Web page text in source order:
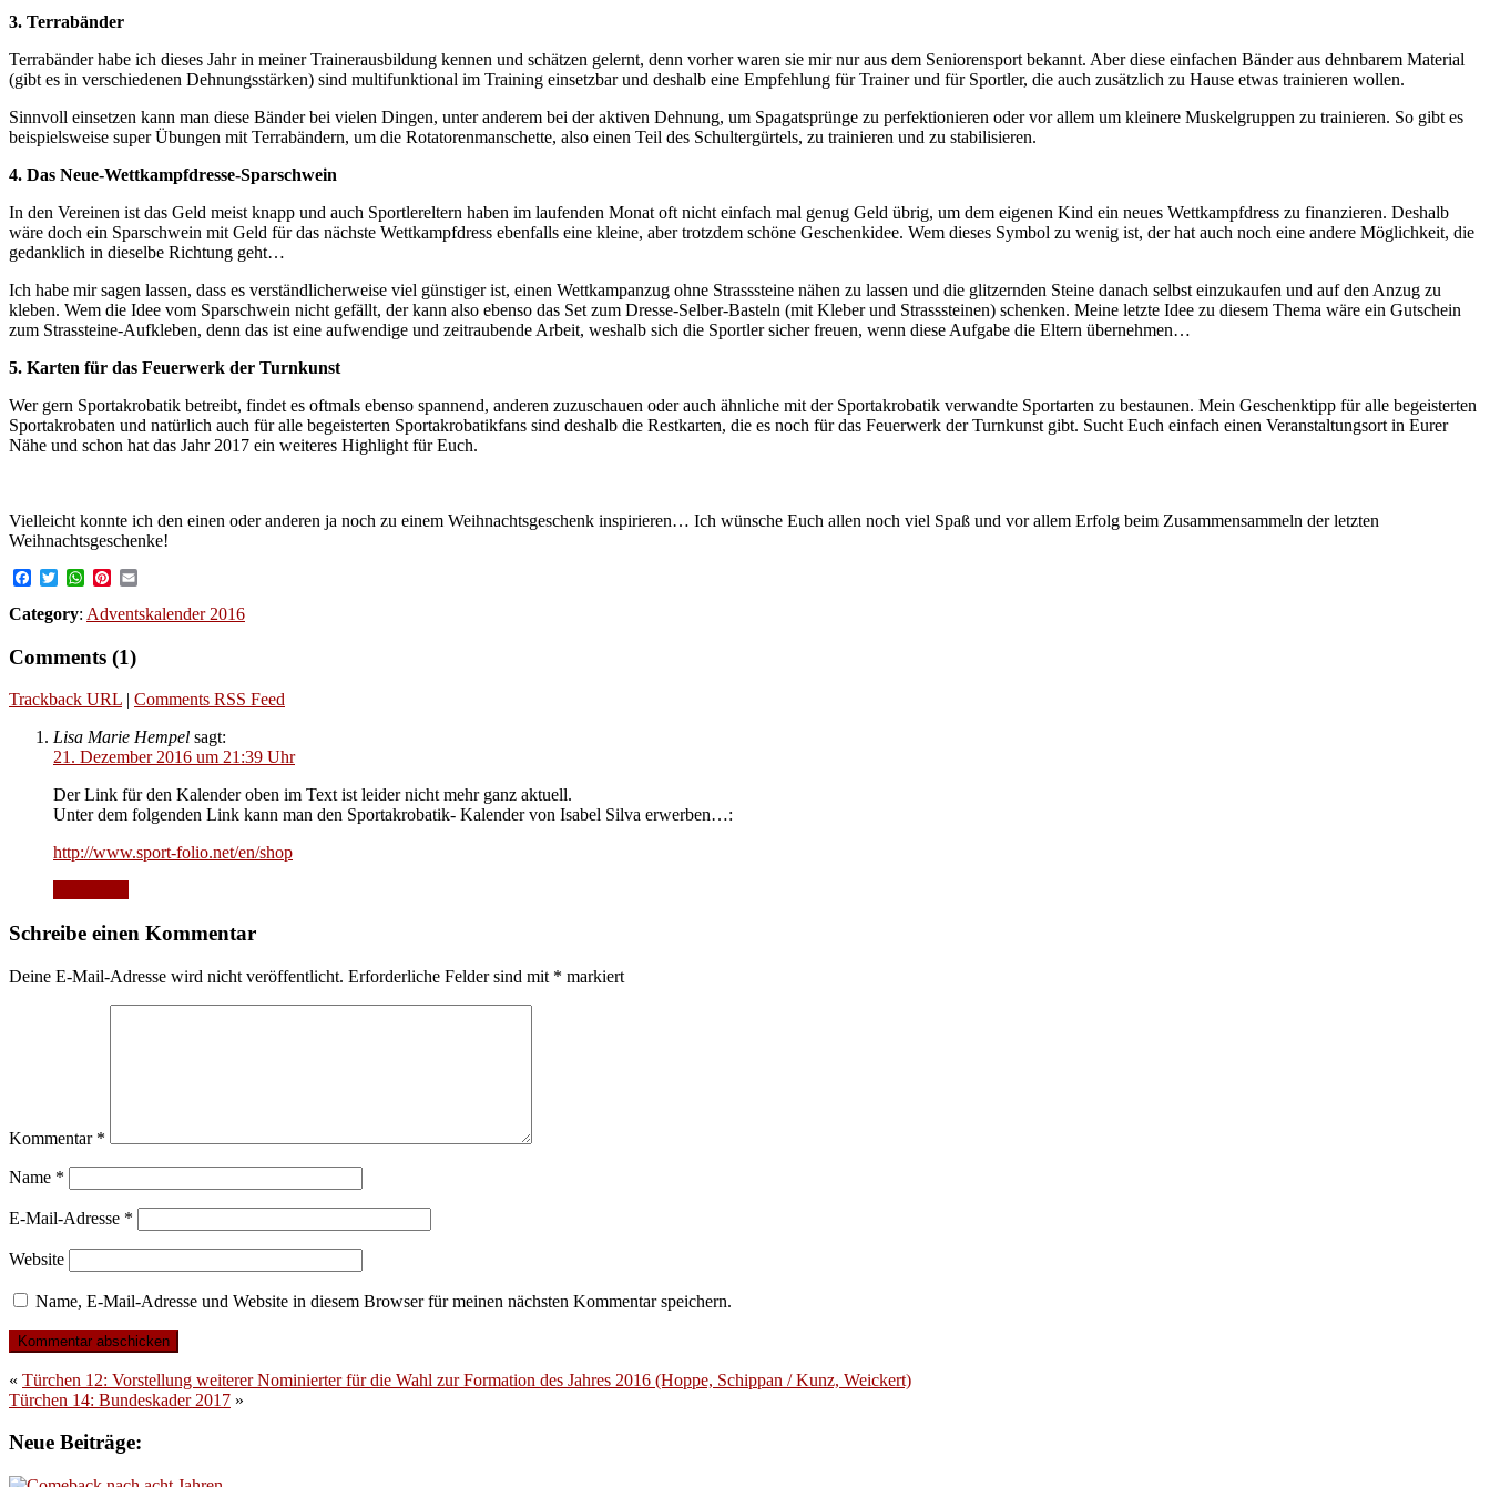
3. Terrabänder
Terrabänder habe ich dieses Jahr in meiner Trainerausbildung kennen und schätzen gelernt, denn vorher waren sie mir nur aus dem Seniorensport bekannt. Aber diese einfachen Bänder aus dehnbarem Material
(gibt es in verschiedenen Dehnungsstärken) sind multifunktional im Training einsetzbar und deshalb eine Empfehlung für Trainer und für Sportler, die auch zusätzlich zu Hause etwas trainieren wollen.
Sinnvoll einsetzen kann man diese Bänder bei vielen Dingen, unter anderem bei der aktiven Dehnung, um Spagatsprünge zu perfektionieren oder vor allem um kleinere Muskelgruppen zu trainieren. So gibt es
beispielsweise super Übungen mit Terrabändern, um die Rotatorenmanschette, also einen Teil des Schultergürtels, zu trainieren und zu stabilisieren.
4. Das Neue-Wettkampfdresse-Sparschwein
In den Vereinen ist das Geld meist knapp und auch Sportlereltern haben im laufenden Monat oft nicht einfach mal genug Geld übrig, um dem eigenen Kind ein neues Wettkampfdress zu finanzieren. Deshalb
wäre doch ein Sparschwein mit Geld für das nächste Wettkampfdress ebenfalls eine kleine, aber trotzdem schöne Geschenkidee. Wem dieses Symbol zu wenig ist, der hat auch noch eine andere Möglichkeit, die
gedanklich in dieselbe Richtung geht…
Ich habe mir sagen lassen, dass es verständlicherweise viel günstiger ist, einen Wettkampanzug ohne Strasssteine nähen zu lassen und die glitzernden Steine danach selbst einzukaufen und auf den Anzug zu
kleben. Wem die Idee vom Sparschwein nicht gefällt, der kann also ebenso das Set zum Dresse-Selber-Basteln (mit Kleber und Strasssteinen) schenken. Meine letzte Idee zu diesem Thema wäre ein Gutschein
zum Strassteine-Aufkleben, denn das ist eine aufwendige und zeitraubende Arbeit, weshalb sich die Sportler sicher freuen, wenn diese Aufgabe die Eltern übernehmen…
5. Karten für das Feuerwerk der Turnkunst
Wer gern Sportakrobatik betreibt, findet es oftmals ebenso spannend, anderen zuzuschauen oder auch ähnliche mit der Sportakrobatik verwandte Sportarten zu bestaunen. Mein Geschenktipp für alle begeisterten
Sportakrobaten und natürlich auch für alle begeisterten Sportakrobatikfans sind deshalb die Restkarten, die es noch für das Feuerwerk der Turnkunst gibt. Sucht Euch einfach einen Veranstaltungsort in Eurer
Nähe und schon hat das Jahr 2017 ein weiteres Highlight für Euch.
Vielleicht konnte ich den einen oder anderen ja noch zu einem Weihnachtsgeschenk inspirieren… Ich wünsche Euch allen noch viel Spaß und vor allem Erfolg beim Zusammensammeln der letzten
Weihnachtsgeschenke!
Facebook
TwitterWhatsApp
Pinterest
Category: Adventskalender 2016
Comments (1)
Trackback URL | Comments RSS Feed
Lisa Marie Hempel sagt:
21. Dezember 2016 um 21:39 Uhr
Der Link für den Kalender oben im Text ist leider nicht mehr ganz aktuell.
Unter dem folgenden Link kann man den Sportakrobatik- Kalender von Isabel Silva erwerben…:
http://www.sport-folio.net/en/shop
Schreibe einen Kommentar
Deine E-Mail-Adresse wird nicht veröffentlicht. Erforderliche Felder sind mit * markiert
Kommentar *
Name *
E-Mail-Adresse *
Website
Name, E-Mail-Adresse und Website in diesem Browser für meinen nächsten Kommentar speichern.
« Türchen 12: Vorstellung weiterer Nominierter für die Wahl zur Formation des Jahres 2016 (Hoppe, Schippan / Kunz, Weickert)
Türchen 14: Bundeskader 2017 »
Neue Beiträge: